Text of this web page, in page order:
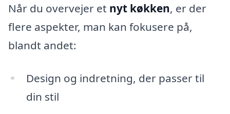
Når du overvejer et nyt køkken, er der
flere aspekter, man kan fokusere på,
blandt andet:
Design og indretning, der passer til
din stil